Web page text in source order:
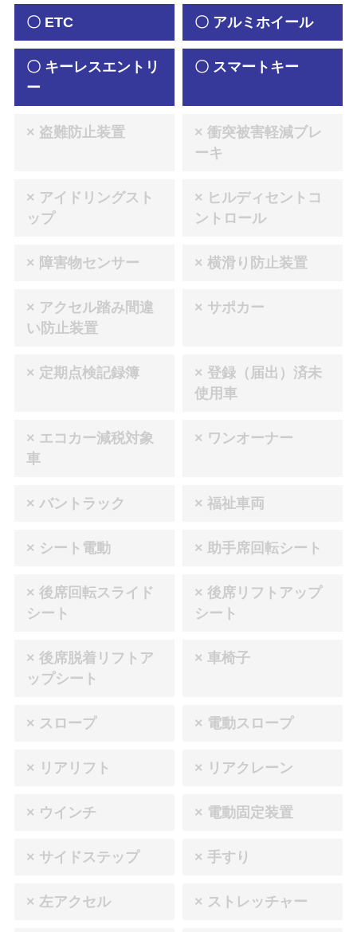
〇 ETC 〇 アルミホイール
〇 キーレスエントリ
ー
〇 スマートキー
× 盗難防止装置
× 衝突被害軽減ブレ
ーキ
× アイドリングスト
ップ
× ヒルディセントコ
ントロール
× 障害物センサー × 横滑り防止装置
× アクセル踏み間違
い防止装置
× サポカー
× 定期点検記録簿
× 登録（届出）済未
使用車
× エコカー減税対象
車
× ワンオーナー
× バントラック × 福祉車両
× シート電動 × 助手席回転シート
× 後席回転スライド
シート
× 後席リフトアップ
シート
× 後席脱着リフトア
ップシート
× 車椅子
× スロープ × 電動スロープ
× リアリフト × リアクレーン
× ウインチ × 電動固定装置
× サイドステップ × 手すり
× 左アクセル × ストレッチャー